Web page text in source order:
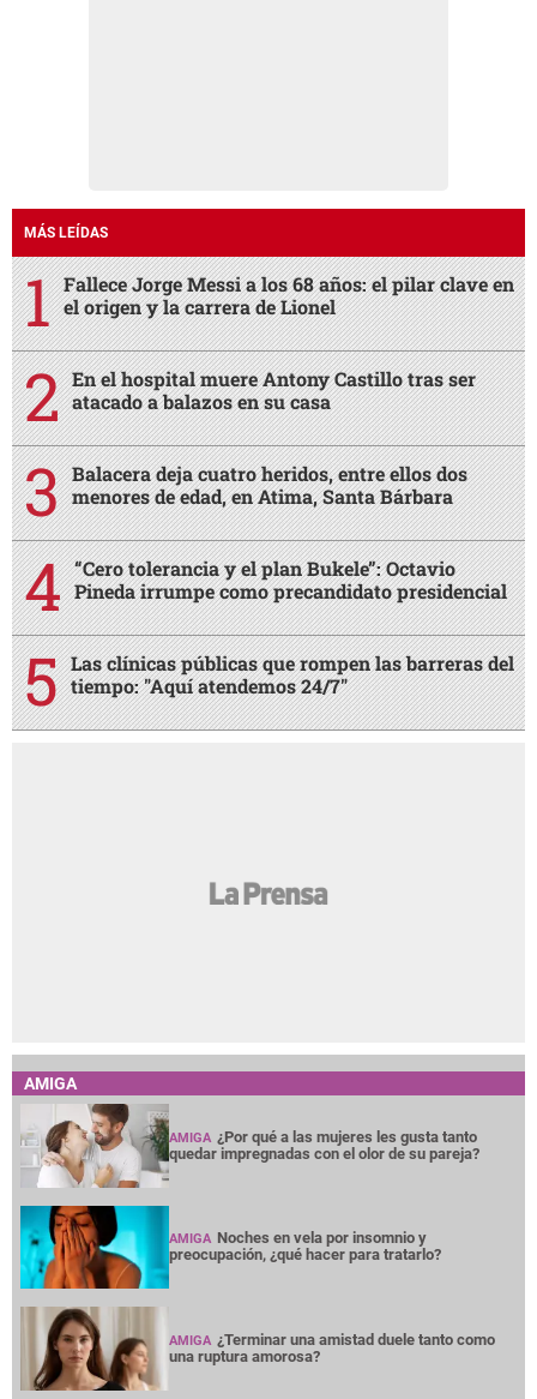
MÁS LEÍDAS
Fallece Jorge Messi a los 68 años: el pilar clave en
el origen y la carrera de Lionel
En el hospital muere Antony Castillo tras ser
atacado a balazos en su casa
Balacera deja cuatro heridos, entre ellos dos
menores de edad, en Atima, Santa Bárbara
“Cero tolerancia y el plan Bukele”: Octavio
Pineda irrumpe como precandidato presidencial
Las clínicas públicas que rompen las barreras del
tiempo: "Aquí atendemos 24/7"
AMIGA
AMIGA ¿Por qué a las mujeres les gusta tanto
quedar impregnadas con el olor de su pareja?
AMIGA Noches en vela por insomnio y
preocupación, ¿qué hacer para tratarlo?
AMIGA ¿Terminar una amistad duele tanto como
una ruptura amorosa?